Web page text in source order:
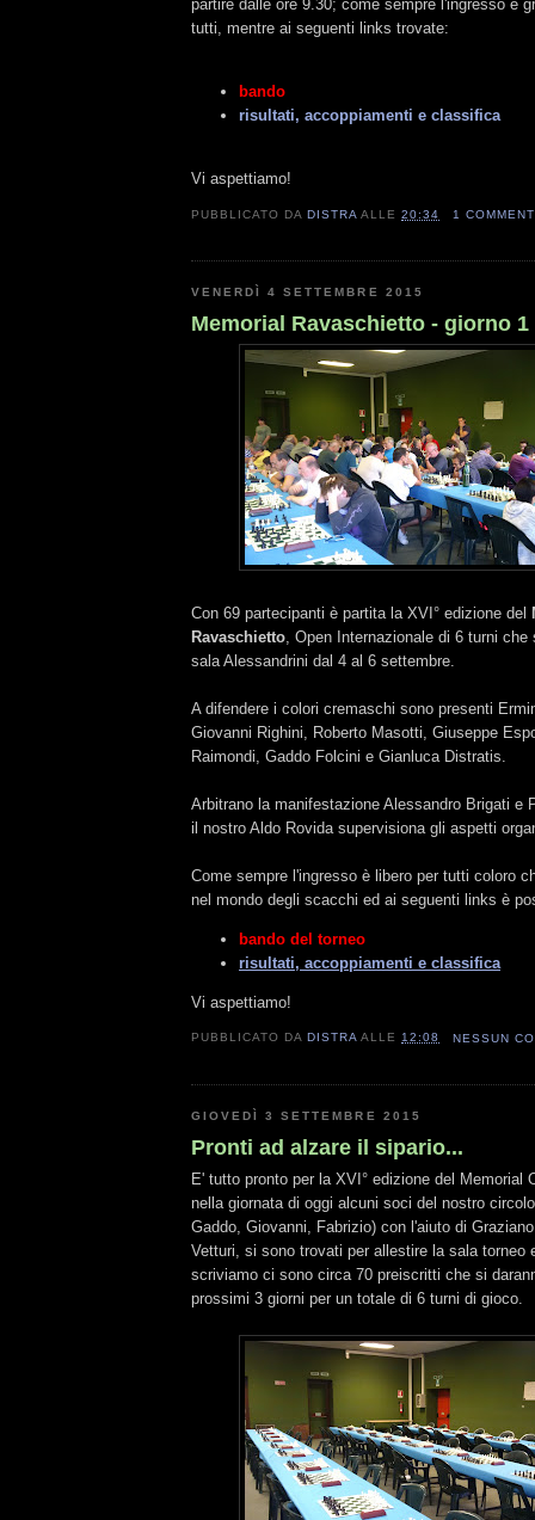
partire dalle ore 9.30; come sempre l'ingresso è
tutti, mentre ai seguenti links trovate:
bando
risultati, accoppiamenti e classifica
Vi aspettiamo!
PUBBLICATO DADISTRA ALLE20:34 1
VENERDÌ 4 SETTEMBRE 2015
Memorial Ravaschietto - giorno 1
Con 69 partecipanti è partita la XVI° edizione del
Ravaschietto , Open Internazionale di 6 turni
sala Alessandrini dal 4 al 6 settembre.
A difendere i colori cremaschi sono presenti
Giovanni Righini, Roberto Masotti, Giuseppe
Raimondi, Gaddo Folcini e Gianluca Distratis.
Arbitrano la manifestazione Alessandro Brigati e
il nostro Aldo Rovida supervisiona gli aspetti
Come sempre l'ingresso è libero per tutti coloro
nel mondo degli scacchi ed ai seguenti links è
bando del torneo
risultati, accoppiamenti e classifica
Vi aspettiamo!
PUBBLICATO DA DISTRA ALLE12:08 NESSUN
GIOVEDÌ 3 SETTEMBRE 2015
Pronti ad alzare il sipario...
E' tutto pronto per la XVI° edizione del Memorial
nella giornata di oggi alcuni soci del nostro
Gaddo, Giovanni, Fabrizio) con l'aiuto di
Vetturi, si sono trovati per allestire la sala torneo
scriviamo ci sono circa 70 preiscritti che si
prossimi 3 giorni per un totale di 6 turni di gioco.